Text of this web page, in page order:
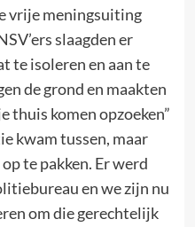
vrije meningsuiting
slaagden er
te isoleren en aan te
de grond en maakten
thuis komen opzoeken”
kwam tussen, maar
te pakken. Er werd
en we zijn nu
om die gerechtelijk